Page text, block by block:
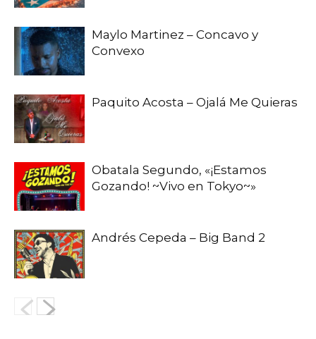
Maylo Martinez – Concavo y
Convexo
Paquito Acosta – Ojalá Me Quieras
Obatala Segundo, «¡Estamos
Gozando! ~Vivo en Tokyo~»
Andrés Cepeda – Big Band 2